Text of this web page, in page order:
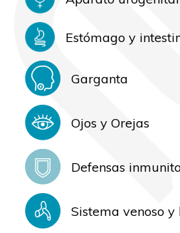
Estómago y
Garganta
Ojos y Orejas
Defensas
Sistema venoso y